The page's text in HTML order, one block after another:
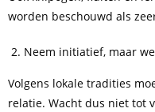
worden beschouwd als
Neem initiatief, maar
Volgens lokale tradities
relatie. Wacht dus niet tot